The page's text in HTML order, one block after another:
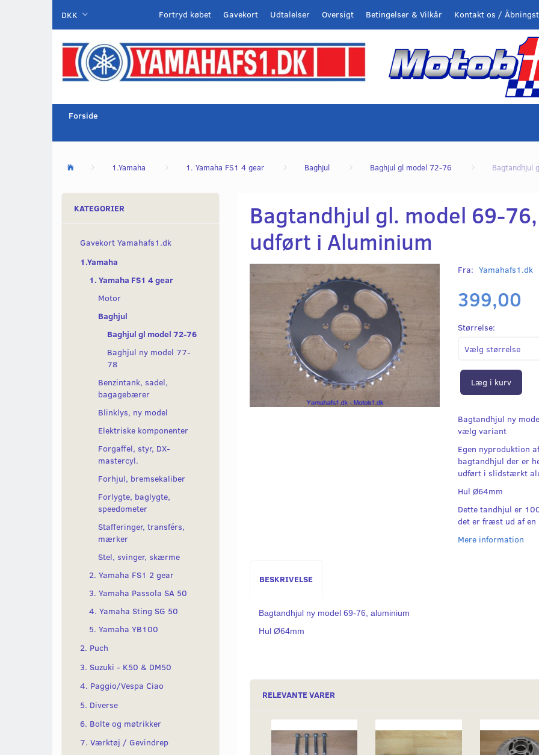
DKK Kontakt os /
Betingelser & Vilkår
Oversigt
Udtalelser
Gavekort
Fortryd købet
Forside
1.Yamaha 1. Yamaha FS1 4 gear Baghjul Baghjul gl model 72-76 Bagtandhjul
KATEGORIER
Gavekort Yamahafs1.dk
1.Yamaha
1. Yamaha FS1 4 gear
Motor
Baghjul
Baghjul gl model 72-76
Baghjul ny model 77-
78
Benzintank, sadel,
bagagebærer
Blinklys, ny model
Elektriske komponenter
Forgaffel, styr, DX-
mastercyl.
Forhjul, bremsekaliber
Forlygte, baglygte,
speedometer
Stafferinger, transférs,
mærker
Stel, svinger, skærme
2. Yamaha FS1 2 gear
3. Yamaha Passola SA 50
4. Yamaha Sting SG 50
5. Yamaha YB100
2. Puch
3. Suzuki - K50 & DM50
4. Paggio/Vespa Ciao
5. Diverse
6. Bolte og møtrikker
7. Værktøj / Gevindrep
Bagtandhjul gl. model 69-76,
udført i Aluminium
Fra: Yamahafs1.dk
399,00
Størrelse:
Læg i kurv
Bagtandhjul ny
vælg variant
Egen nyproduktion
bagtandhjul der er
udført i slidstærkt
Hul Ø64mm
Dette tandhjul er
det er fræst ud af en
Mere information
BESKRIVELSE
Bagtandhjul ny model 69-76, aluminium
Hul Ø64mm
RELEVANTE VARER